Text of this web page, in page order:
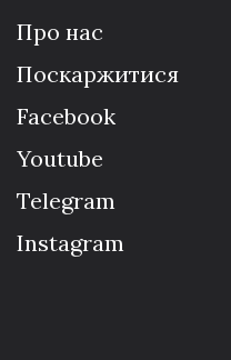
Про нас
Поскаржитися
Facebook
Youtube
Telegram
Instagram